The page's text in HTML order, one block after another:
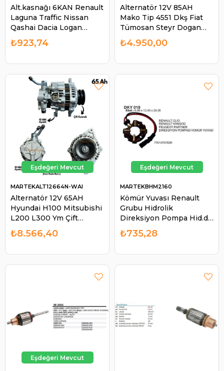
Alt.kasnağı 6KAN Renault
Laguna Traffic Nissan
Qashai Dacia Logan
Duster Lodgy Dokker |
MARTEK KSN94279N
₺923,74
Alternatör 12V 85AH
Mako Tip 4551 Dkş Fiat
Tümosan Steyr Dogan
Şahin Kartal Em ALT480
Serçe | MARTEK
₺4.950,00
Alternatör 12V 65AH
Hyundai H100 Mitsubishi
L200 L300 Ym Çift
Kasnak Kalın Borulu
ALT12664N 12664N 12664
MARTEKALT12664N-WAI
₺8.566,40
Kömür Yuvası Renault
Grubu Hidrolik
Direksiyon Pompa Hid.dir
Pompa BHV550 |
MARTEK BHM2160
MARTEKBHM2160
₺735,28